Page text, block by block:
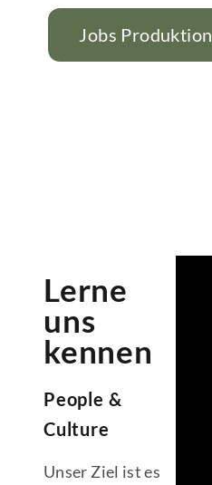
Jobs Produktion
Lerne
uns
kennen
People &
Culture
Unser Ziel ist es